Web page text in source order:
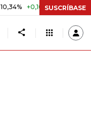
+0,10% +0,98% UVR $
SUSCRÍBASE